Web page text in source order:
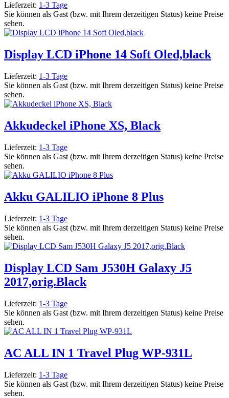
Lieferzeit: 1-3 Tage
Sie können als Gast (bzw. mit Ihrem derzeitigen Status) keine Preise
sehen.
Display LCD iPhone 14 Soft Oled,black
Lieferzeit: 1-3 Tage
Sie können als Gast (bzw. mit Ihrem derzeitigen Status) keine Preise
sehen.
Akkudeckel iPhone XS, Black
Lieferzeit: 1-3 Tage
Sie können als Gast (bzw. mit Ihrem derzeitigen Status) keine Preise
sehen.
Akku GALILIO iPhone 8 Plus
Lieferzeit: 1-3 Tage
Sie können als Gast (bzw. mit Ihrem derzeitigen Status) keine Preise
sehen.
Display LCD Sam J530H Galaxy J5
2017,orig.Black
Lieferzeit: 1-3 Tage
Sie können als Gast (bzw. mit Ihrem derzeitigen Status) keine Preise
sehen.
AC ALL IN 1 Travel Plug WP-931L
Lieferzeit: 1-3 Tage
Sie können als Gast (bzw. mit Ihrem derzeitigen Status) keine Preise
sehen.